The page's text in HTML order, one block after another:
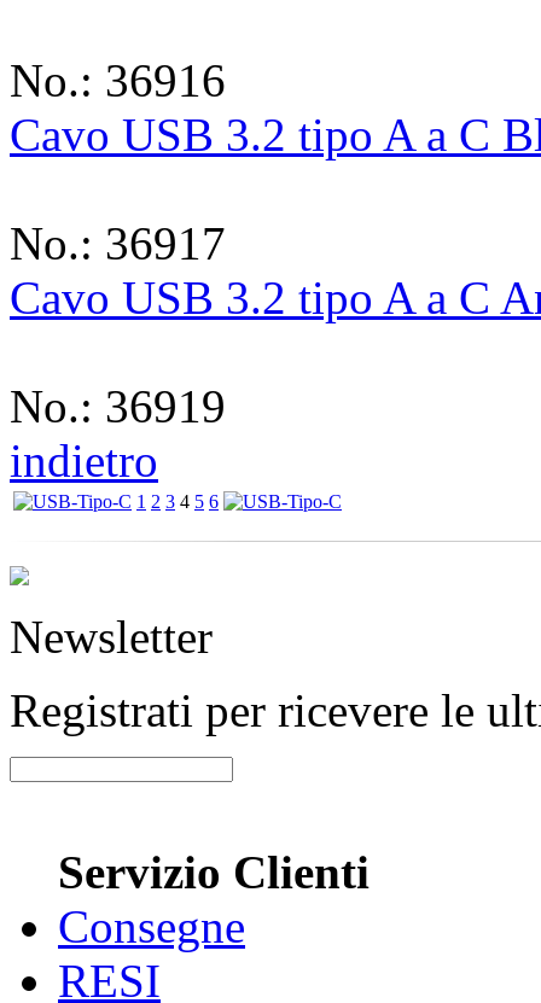
No.: 36916
Cavo USB 3.2 tipo A a C
No.: 36917
Cavo USB 3.2 tipo A a C
No.: 36919
indietro
1 2 3 4 5 6
Newsletter
Registrati per ricevere le
Servizio Clienti
Consegne
RESI